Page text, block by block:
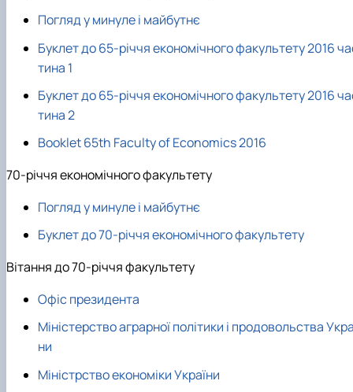
Погляд у минуле і майбутнє
Буклет до 65-річчя економічного факультету 2016
тина 1
Буклет до 65-річчя економічного факультету 2016
тина 2
Booklet 65th Faculty of Economics 2016
70-річчя економічного факультету
Погляд у минуле і майбутнє
Буклет до 70-річчя економічного факультету
Вітання до 70-річчя факультету
Офіс президента
Міністерство аграрної політики і продовольства
ни
Міністрство економіки України